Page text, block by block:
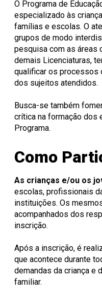
Diálogo
Ação
Integral
Pró-
O Programa de
especializado às
famílias e escolas. O
grupos de modo
pesquisa com as áreas
demais Licenciaturas,
qualificar os processos
dos sujeitos atendidos.
Busca-se também
crítica na formação dos
Programa.
Como
As crianças e/ou os
escolas, profissionais
instituições. Os
acompanhados dos
inscrição.
Após a inscrição, é
que acontece durante
demandas da criança e
familiar.